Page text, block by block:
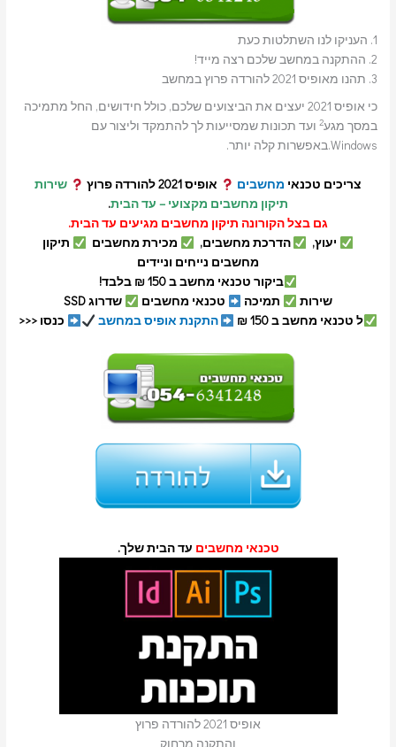
1. העניקו לנו השתלטות כעת
2. ההתקנה במחשב שלכם רצה מייד!
3. תהנו מאופיס 2021 להורדה פרוץ במחשב
כי אופיס 2021 יעצים את הביצועים שלכם, כולל חידושים, החל מתמיכה
במסך מגע2 ועד תכונות שמסייעות לך להתמקד וליצור עם
Windows.באפשרות קלה יותר.
צריכים טכנאי מחשבים אופיס 2021 להורדה פרוץ
שירות
תיקון מחשבים מקצועי – עד הבית.
גם בצל הקורונה תיקון מחשבים מגיעים עד הבית.
יעוץ,
הדרכת מחשבים, מכירת מחשבים
תיקון
מחשבים נייחים וניידים
ביקור טכנאי מחשב ב 150 ₪ בלבד!
שירות
תמיכה טכנאי מחשבים
שדרוג SSD
ל טכנאי מחשב ב 150 ₪
התקנת אופיס במחשב כנסו <<<
טכנאי מחשבים עד הבית שלך.
אופיס 2021 להורדה פרוץ
והתקנה מרחוק